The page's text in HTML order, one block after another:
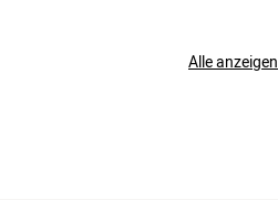
Alle anzeigen